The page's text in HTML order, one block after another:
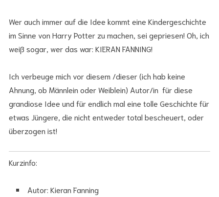
Wer auch immer auf die Idee kommt eine Kindergeschichte
im Sinne von Harry Potter zu machen, sei gepriesen! Oh, ich
weiß sogar, wer das war: KIERAN FANNING!
Ich verbeuge mich vor diesem /dieser (ich hab keine
Ahnung, ob Männlein oder Weiblein) Autor/in für diese
grandiose Idee und für endlich mal eine tolle Geschichte für
etwas Jüngere, die nicht entweder total bescheuert, oder
überzogen ist!
Kurzinfo:
Autor: Kieran Fanning